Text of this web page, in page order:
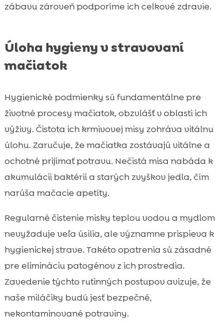
zábavu zároveň podporíme ich celkové zdravie.
Úloha hygieny v stravovaní
mačiatok
Hygienické podmienky sú fundamentálne pre
životné procesy mačiatok, obzvlášť v oblasti ich
výživy. Čistota ich krmivovej misy zohráva vitálnu
úlohu. Zaručuje, že mačiatka zostávajú vitálne a
ochotné prijímať potravu. Nečistá misa nabáda k
akumulácii baktérií a starých zvyškov jedla, čím
narúša mačacie apetíty.
Regularné čistenie misky teplou vodou a mydlom
nevyžaduje veľa úsilia, ale významne prispieva k
hygienickej strave. Takéto opatrenia sú zásadné
pre elimináciu patogénov z ich prostredia.
Zavedenie týchto rutinných postupov avizuje, že
naše miláčiky budú jesť bezpečné,
nekontaminované potraviny.